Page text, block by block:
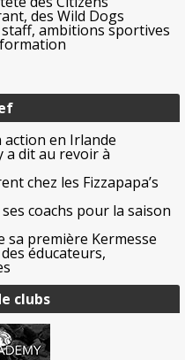
des Wild Dogs
ambitions sportives
action en Irlande
a dit au revoir à
chez les Fizzapapa’s
coachs pour la saison
sa première Kermesse
éducateurs,
clubs